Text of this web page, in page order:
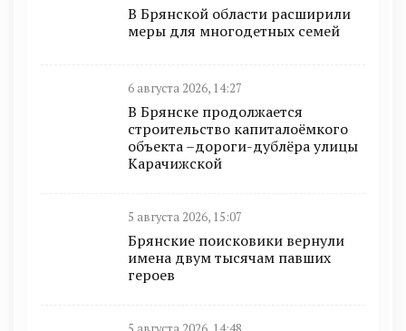
В Брянской области расширили
меры для многодетных семей
6 августа 2026, 14:27
В Брянске продолжается
строительство капиталоёмкого
объекта –дороги-дублёра улицы
Карачижской
5 августа 2026, 15:07
Брянские поисковики вернули
имена двум тысячам павших
героев